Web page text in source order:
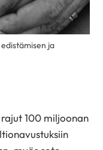
ja
100 miljoonan